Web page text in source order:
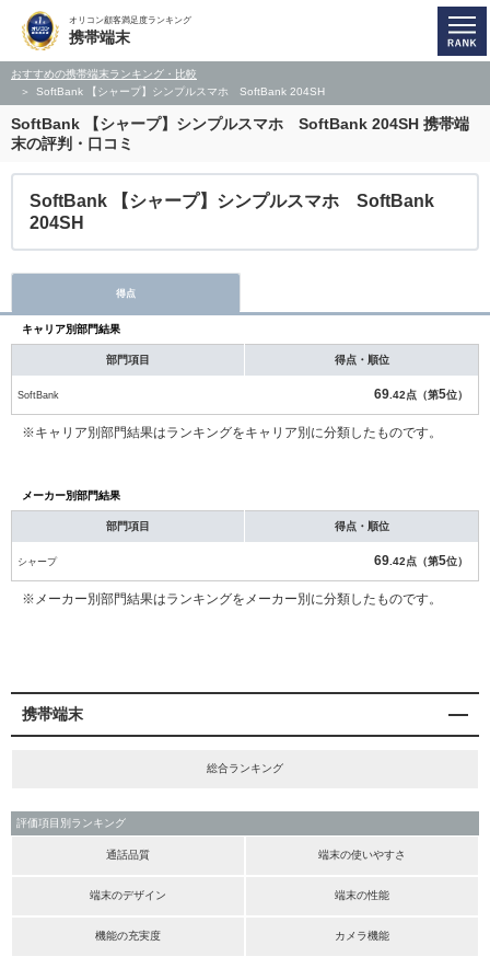
オリコン顧客満足度ランキング
携帯端末
おすすめの携帯端末ランキング・比較
SoftBank 【シャープ】シンプルスマホ SoftBank 204SH
SoftBank 【シャープ】シンプルスマホ SoftBank 204SH 携帯端
末の評判・口コミ
SoftBank 【シャープ】シンプルスマホ SoftBank
204SH
得点
キャリア別部門結果
部門項目 得点・順位
SoftBank 69 .42点（第5位）
※キャリア別部門結果はランキングをキャリア別に分類したものです。
メーカー別部門結果
部門項目 得点・順位
シャープ 69 .42点（第5位）
※メーカー別部門結果はランキングをメーカー別に分類したものです。
携帯端末
総合ランキング
評価項目別ランキング
通話品質 端末の使いやすさ
端末のデザイン 端末の性能
機能の充実度 カメラ機能